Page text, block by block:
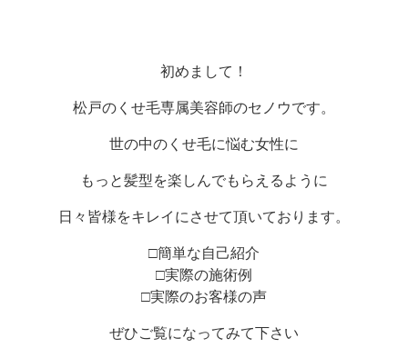
初めまして！
松戸のくせ毛専属美容師のセノウです。
世の中のくせ毛に悩む女性に
もっと髪型を楽しんでもらえるように
日々皆様をキレイにさせて頂いております。
□簡単な自己紹介
□実際の施術例
□実際のお客様の声
ぜひご覧になってみて下さい